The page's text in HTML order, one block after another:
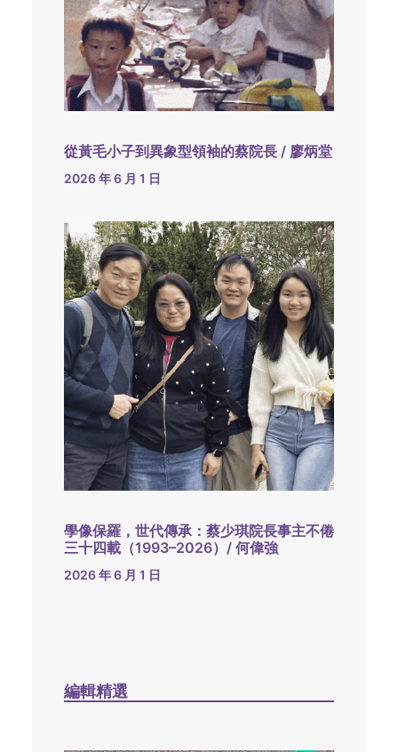
從黃毛小子到異象型領袖的蔡院長 / 廖炳堂
2026 年 6 月 1 日
學像保羅，世代傳承：蔡少琪院長事主不倦
三十四載（1993–2026）/ 何偉強
2026 年 6 月 1 日
編輯精選